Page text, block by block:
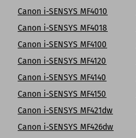
Canon i-SENSYS MF4010
Canon i-SENSYS MF4018
Canon i-SENSYS MF4100
Canon i-SENSYS MF4120
Canon i-SENSYS MF4140
Canon i-SENSYS MF4150
Canon i-SENSYS MF421dw
Canon i-SENSYS MF426dw